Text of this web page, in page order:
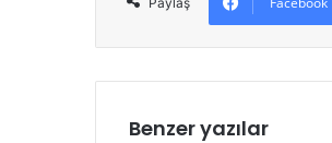
Benzer yazılar